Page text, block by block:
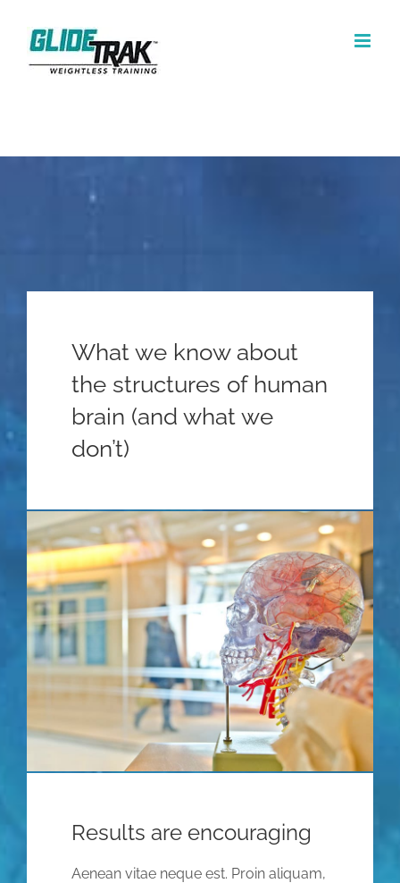
content
What we know about
the structures of human
brain (and what we
don’t)
Results are encouraging
Aenean vitae neque est. Proin aliquam,